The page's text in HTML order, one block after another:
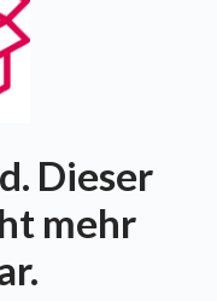
Dieser
mehr